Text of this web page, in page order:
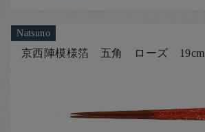
Natsuno
京西陣模様箔 五角 ローズ 19cm